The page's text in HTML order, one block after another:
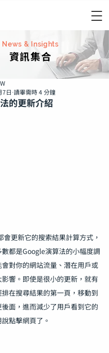
News & Insights
資訊集合
的更新介紹
7日 讀畢需時 4 分鐘
會更新它的搜索結果計算方式，
都是Google演算法的小幅度調
對你的網站流量、潛在用戶或
響。即使是很小的更新，就有
在搜尋結果的第一頁，移動到
面，進而減少了用戶看到它的
點擊網頁了。